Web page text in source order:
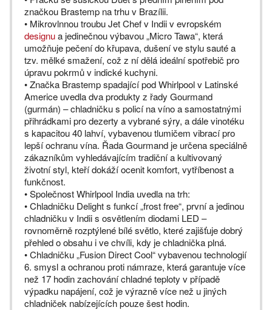
značkou Brastemp na trhu v Brazílii.
• Mikrovlnnou troubu Jet Chef v Indii v evropském
designua jedinečnou výbavou „Micro Tawa“, která
umožňuje pečení do křupava, dušení ve stylu sauté a
tzv. mělké smažení, což z ní dělá ideální spotřebič pro
úpravu pokrmů v indické kuchyni.
• Značka Brastemp spadající pod Whirlpool v Latinské
Americe uvedla dva produkty z řady Gourmand
(gurmán) – chladničku s policí na víno a samostatnými
přihrádkami pro dezerty a vybrané sýry, a dále vinotéku
s kapacitou 40 lahví, vybavenou tlumičem vibrací pro
lepší ochranu vína. Řada Gourmand je určena speciálně
zákazníkům vyhledávajícím tradiční a kultivovaný
životní styl, kteří dokáží ocenit komfort, vytříbenost a
funkčnost.
• Společnost Whirlpool India uvedla na trh:
• Chladničku Delight s funkcí „frost free“, první a jedinou
chladničku v Indii s osvětlením diodami LED –
rovnoměrně rozptýlené bílé světlo, které zajišťuje dobrý
přehled o obsahu i ve chvíli, kdy je chladnička plná.
• Chladničku „Fusion Direct Cool“ vybavenou technologií
6. smysl a ochranou proti námraze, která garantuje více
než 17 hodin zachování chladné teploty v případě
výpadku napájení, což je výrazně více než u jiných
chladniček nabízejících pouze šest hodin.